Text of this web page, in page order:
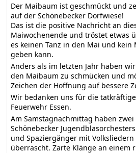
Der Maibaum ist geschmückt und
auf der Schönebecker Dorfwiese!
Das ist die positive Nachricht an
Maiwochenende und tröstet etwas
es keinen Tanz in den Mai und kein
geben kann.
Anders als im letzten Jahr haben
den Maibaum zu schmücken und
Zeichen der Hoffnung auf bessere
Wir bedanken uns für die
Feuerwehr Essen.
Am Samstagnachmittag haben
Schönebecker
und Spaziergänger mit
überrascht. Zarte Klänge an einem